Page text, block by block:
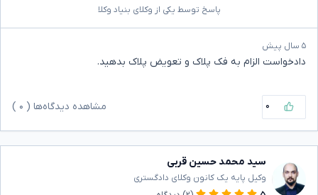
پاسخ توسط یکی از وکلای بنیاد وکلا
۵ سال پیش
دادخواست الزام به فک پلاک و تعویض پلاک بدهید.
۰ مشاهده دیدگاه‌ها ( ۰
سید محمد حسین قربی
وکیل پایه یک کانون وکلای دادگستری